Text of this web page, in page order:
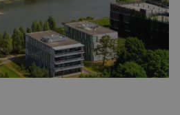
van internationale
zijn.